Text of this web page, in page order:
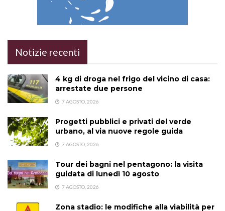
Notizie recenti
4 kg di droga nel frigo del vicino di casa:
arrestate due persone
7 AGOSTO, 2026
Progetti pubblici e privati del verde
urbano, al via nuove regole guida
7 AGOSTO, 2026
Tour dei bagni nel pentagono: la visita
guidata di lunedì 10 agosto
7 AGOSTO, 2026
Zona stadio: le modifiche alla viabilità per